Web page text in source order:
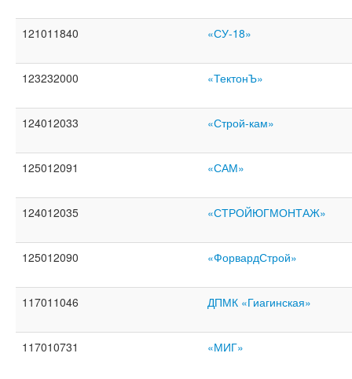
121011840 «СУ-18»
123232000 «ТектонЪ»
124012033 «Строй-кам»
125012091 «САМ»
124012035 «СТРОЙЮГМОНТАЖ»
125012090 «ФорвардСтрой»
117011046 ДПМК «Гиагинская»
117010731 «МИГ»